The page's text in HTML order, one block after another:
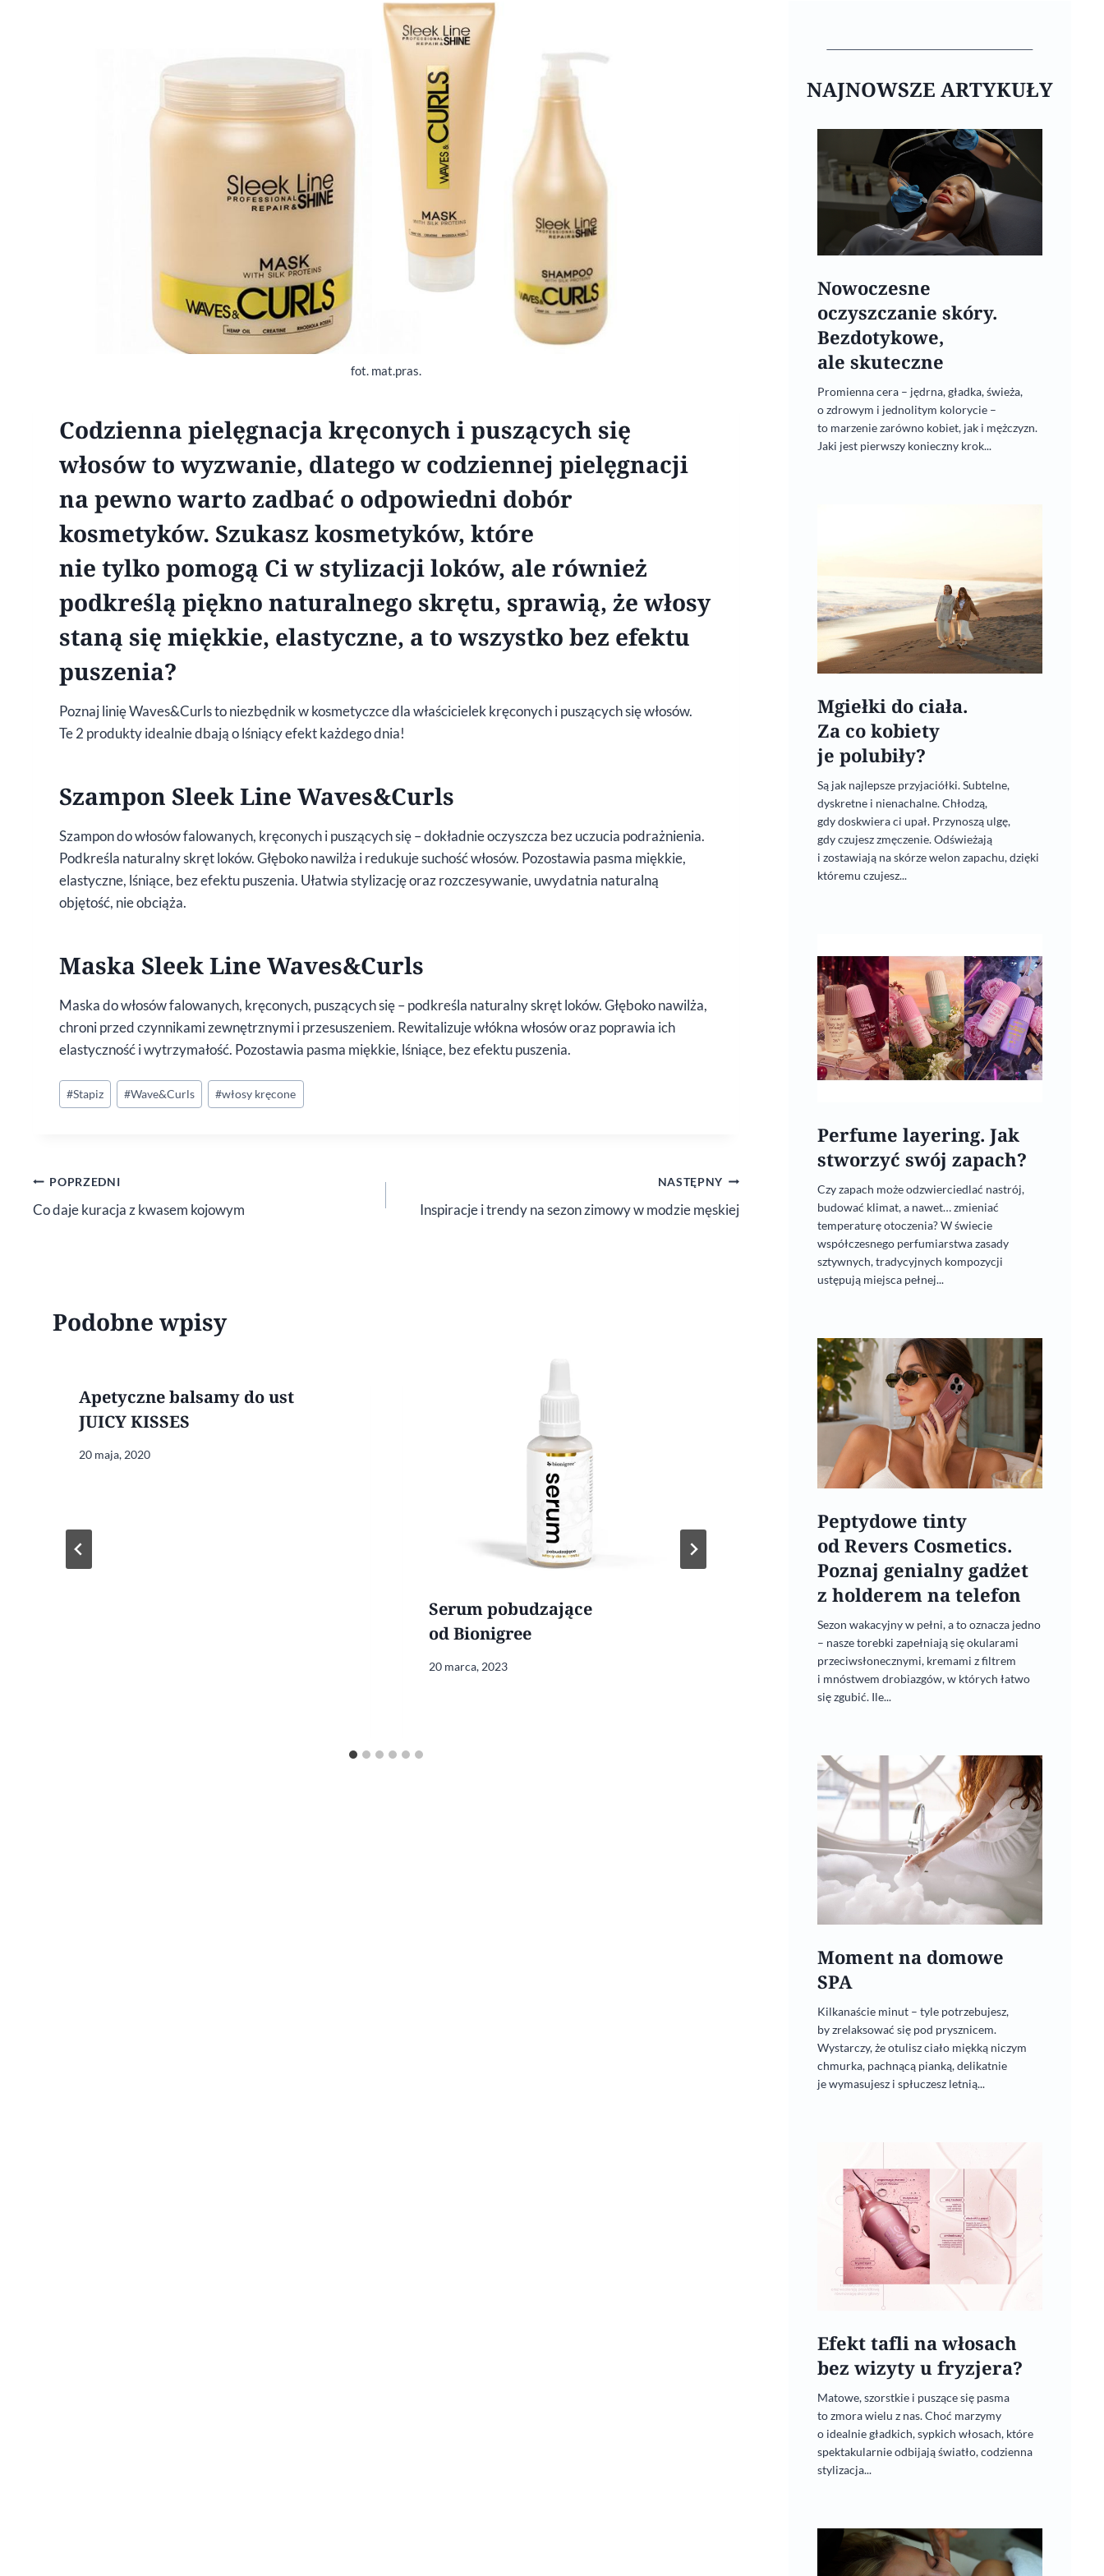
fot. mat.pras.
Codzienna pielęgnacja kręconych i puszących się
włosów to wyzwanie, dlatego w codziennej pielęgnacji
na pewno warto zadbać o odpowiedni dobór
kosmetyków. Szukasz kosmetyków, które
nie tylko pomogą Ci w stylizacji loków, ale również
podkreślą piękno naturalnego skrętu, sprawią, że włosy
staną się miękkie, elastyczne, a to wszystko bez efektu
puszenia?
Poznaj linię Waves&Curls to niezbędnik w kosmetyczce dla właścicielek kręconych i puszących się włosów.
Te 2 produkty idealnie dbają o lśniący efekt każdego dnia!
Szampon Sleek Line Waves&Curls
Szampon do włosów falowanych, kręconych i puszących się – dokładnie oczyszcza bez uczucia podrażnienia.
Podkreśla naturalny skręt loków. Głęboko nawilża i redukuje suchość włosów. Pozostawia pasma miękkie,
elastyczne, lśniące, bez efektu puszenia. Ułatwia stylizację oraz rozczesywanie, uwydatnia naturalną
objętość, nie obciąża.
Maska Sleek Line Waves&Curls
Maska do włosów falowanych, kręconych, puszących się – podkreśla naturalny skręt loków. Głęboko nawilża,
chroni przed czynnikami zewnętrznymi i przesuszeniem. Rewitalizuje włókna włosów oraz poprawia ich
elastyczność i wytrzymałość. Pozostawia pasma miękkie, lśniące, bez efektu puszenia.
Tagi
wpisu:
#Stapiz #Wave&Curls #włosy kręcone
Nawigacja
wpisu
POPRZEDNI
Co daje kuracja z kwasem kojowym
NASTĘPNY
Inspiracje i trendy na sezon zimowy w modzie męskiej
Podobne wpisy
Apetyczne balsamy do ust
JUICY KISSES
20 maja, 2020
Serum pobudzające
od Bionigree
20 marca, 2023
Glossy Hair od Neboa
16 października, 2024
NAJNOWSZE ARTYKUŁY
Nowoczesne
oczyszczanie skóry.
Bezdotykowe,
ale skuteczne
Promienna cera – jędrna, gładka, świeża,
o zdrowym i jednolitym kolorycie –
to marzenie zarówno kobiet, jak i mężczyzn.
Jaki jest pierwszy konieczny krok...
Mgiełki do ciała.
Za co kobiety
je polubiły?
Są jak najlepsze przyjaciółki. Subtelne,
dyskretne i nienachalne. Chłodzą,
gdy doskwiera ci upał. Przynoszą ulgę,
gdy czujesz zmęczenie. Odświeżają
i zostawiają na skórze welon zapachu, dzięki
któremu czujesz...
Perfume layering. Jak
stworzyć swój zapach?
Czy zapach może odzwierciedlać nastrój,
budować klimat, a nawet… zmieniać
temperaturę otoczenia? W świecie
współczesnego perfumiarstwa zasady
sztywnych, tradycyjnych kompozycji
ustępują miejsca pełnej...
Peptydowe tinty
od Revers Cosmetics.
Poznaj genialny gadżet
z holderem na telefon
Sezon wakacyjny w pełni, a to oznacza jedno
– nasze torebki zapełniają się okularami
przeciwsłonecznymi, kremami z filtrem
i mnóstwem drobiazgów, w których łatwo
się zgubić. Ile...
Moment na domowe
SPA
Kilkanaście minut – tyle potrzebujesz,
by zrelaksować się pod prysznicem.
Wystarczy, że otulisz ciało miękką niczym
chmurka, pachnącą pianką, delikatnie
je wymasujesz i spłuczesz letnią...
Efekt tafli na włosach
bez wizyty u fryzjera?
Matowe, szorstkie i puszące się pasma
to zmora wielu z nas. Choć marzymy
o idealnie gładkich, sypkich włosach, które
spektakularnie odbijają światło, codzienna
stylizacja...